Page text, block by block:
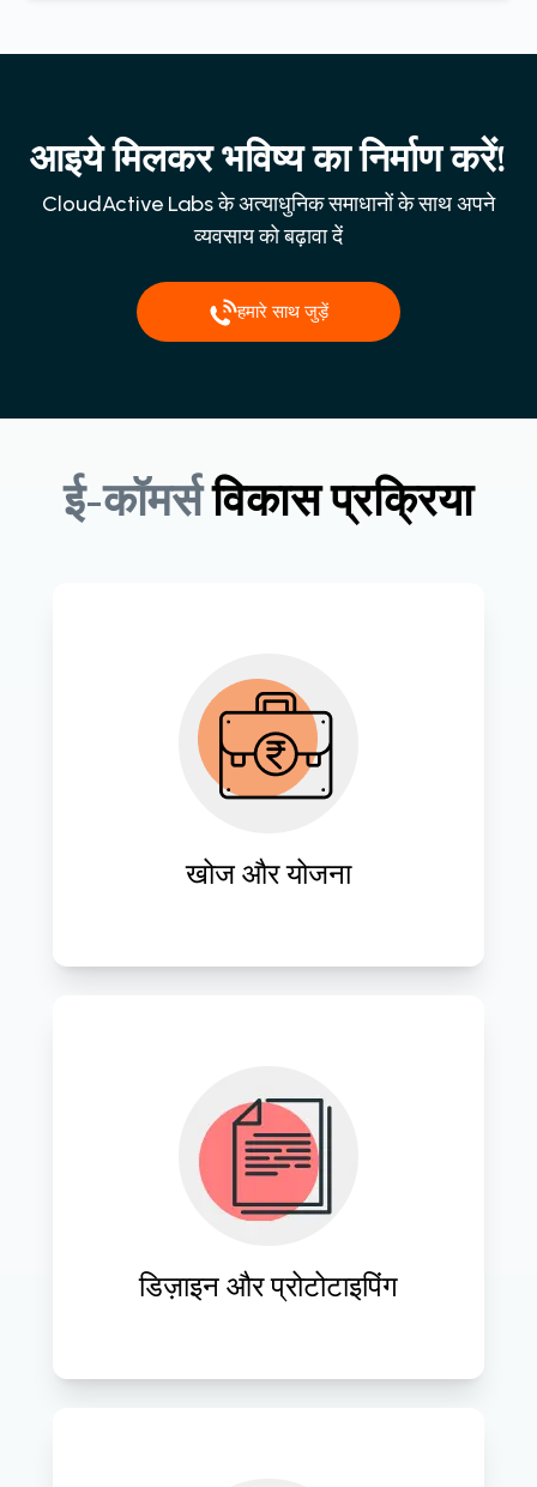
आइये मिलकर भविष्य का निर्माण करें!
CloudActive Labs के अत्याधुनिक समाधानों के साथ अपने
व्यवसाय को बढ़ावा दें
हमारे साथ जुड़ें
ई-कॉमर्सविकासप्रक्रिया
खोज और योजना
ग्राहकों की ज़रूरतों का गहन विश्लेषण करें और
व्यावसायिक विकास को गति देने वाले अनुकूलित
वेबसाइट समाधान सुनिश्चित करने के लिए
डिज़ाइन और प्रोटोटाइपिंग
ऐसे आकर्षक डिज़ाइन और कार्यात्मक प्रोटोटाइप
बनाएँ जो उपयोगकर्ताओं को पसंद आएँ और ब्रांड
पहचान के साथ संरेखित हों।